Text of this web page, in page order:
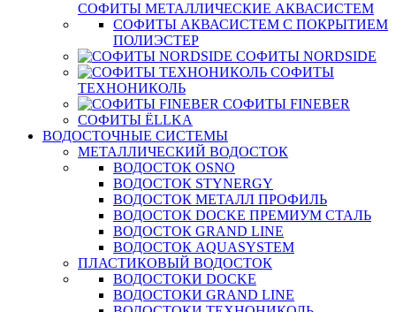
СОФИТЫ МЕТАЛЛИЧЕСКИЕ АКВАСИСТЕМ
СОФИТЫ АКВАСИСТЕМ С ПОКРЫТИЕМ
ПОЛИЭСТЕР
СОФИТЫ NORDSIDE
СОФИТЫ
ТЕХНОНИКОЛЬ
СОФИТЫ FINEBER
СОФИТЫ ЁLLKA
ВОДОСТОЧНЫЕ СИСТЕМЫ
МЕТАЛЛИЧЕСКИЙ ВОДОСТОК
ВОДОСТОК OSNO
ВОДОСТОК STYNERGY
ВОДОСТОК МЕТАЛЛ ПРОФИЛЬ
ВОДОСТОК DOCKE ПРЕМИУМ СТАЛЬ
ВОДОСТОК GRAND LINE
ВОДОСТОК AQUASYSTEM
ПЛАСТИКОВЫЙ ВОДОСТОК
ВОДОСТОКИ DOCKE
ВОДОСТОКИ GRAND LINE